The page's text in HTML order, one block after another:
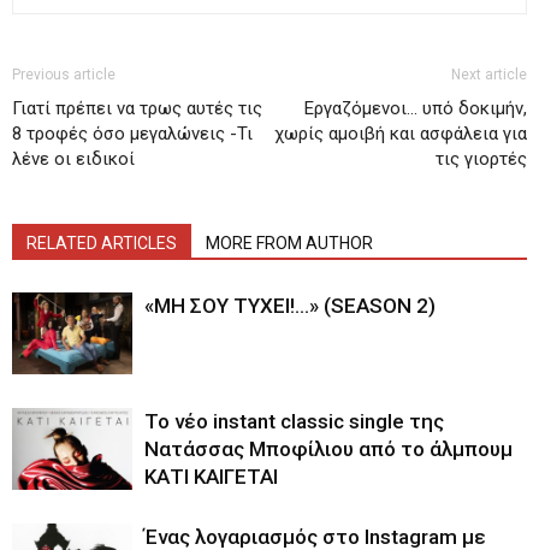
Previous article
Γιατί πρέπει να τρως αυτές τις
8 τροφές όσο μεγαλώνεις -Τι
λένε οι ειδικοί
Next article
Εργαζόμενοι… υπό δοκιμήν,
χωρίς αμοιβή και ασφάλεια για
τις γιορτές
RELATED ARTICLES MORE FROM AUTHOR
«ΜΗ ΣΟΥ ΤΥΧΕΙ!…» (SEASON 2)
Το νέο instant classic single της
Νατάσσας Μποφίλιου από το άλμπουμ
ΚΑΤΙ ΚΑΙΓΕΤΑΙ
Ένας λογαριασμός στο Instagram με